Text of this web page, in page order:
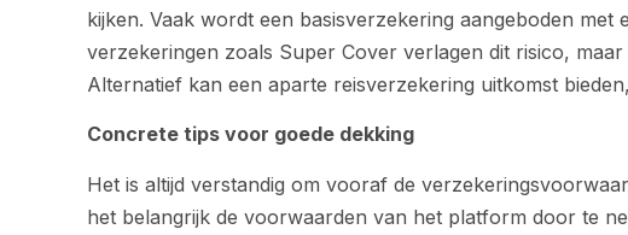
kijken. Vaak wordt een basisverzekering aangeboden met
verzekeringen zoals Super Cover verlagen dit risico,
Alternatief kan een aparte reisverzekering uitkomst
Concrete tips voor goede dekking
Het is altijd verstandig om vooraf de
het belangrijk de voorwaarden van het platform door te